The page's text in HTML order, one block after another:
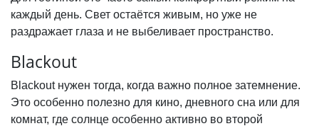
каждый день. Свет остаётся живым, но уже не
раздражает глаза и не выбеливает пространство.
Blackout
Blackout нужен тогда, когда важно полное затемнение.
Это особенно полезно для кино, дневного сна или для
комнат, где солнце особенно активно во второй